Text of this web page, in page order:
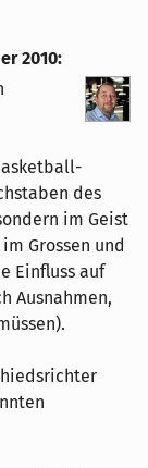
2010:
des
im Geist
Grossen und
Einfluss auf
Ausnahmen,